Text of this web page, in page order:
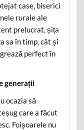
case, biserici
rurale ale
prelucrat, șița
sa în timp, cât și
perfect în
generații
ocazia să
care a făcut
Foișoarele nu